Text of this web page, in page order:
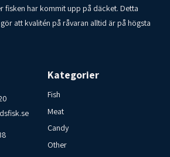
fisken har kommit upp på däcket. Detta
att kvalitén på råvaran alltid är på högsta
Kategorier
Fish
Meat
Candy
Other